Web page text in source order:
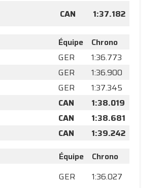
CAN 1:37.182
Équipe
Chrono
GER
1:36.773
GER
1:36.900
GER
1:37.345
CAN
1:38.019
CAN
1:38.681
CAN
1:39.242
Équipe
Chrono
GER
1:36.027